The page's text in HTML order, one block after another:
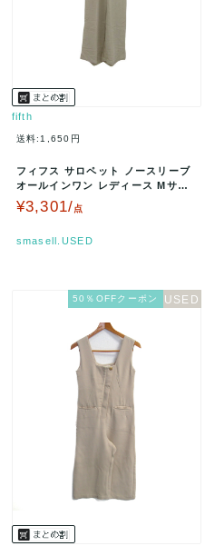
fifth
送料:1,650円
フィフス サロペット ノースリーブ
オールインワン レディース Mサイ
ズ ベージュ fifth 【中古…
¥3,301/点
smasell.USED
50％OFFクーポン